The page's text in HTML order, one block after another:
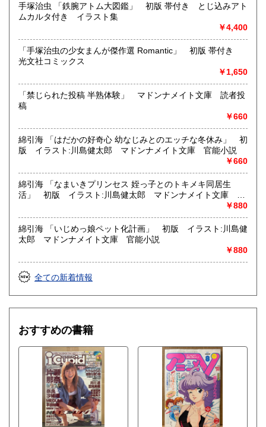
書籍の買取について
メール web@bookdash.net または専用ページでお問い合
わせください。
お電話 03-3219-5991でも受け付けております。
お取引内容は、ご依頼されたあとの返信メールに、さらに詳
しく説明した文章をお付けしております。ご安心ください。
趣味、サブカルチャー、古書一般（その他）
女優・アイドル・グラビア・アダルトや映画・マンガ等
手塚治虫 「鉄腕アトム大図鑑」 初版 帯付き とじ込みアト
ムカルタ付き イラスト集
￥4,400
「手塚治虫の少女まんが傑作選 Romantic」 初版 帯付き
光文社コミックス
￥1,650
「禁じられた投稿 半熟体験」 マドンナメイト文庫 読者投
稿
￥660
綿引海 「はだかの好奇心 幼なじみとのエッチな冬休み」 初
版 イラスト:川島健太郎 マドンナメイト文庫 官能小説
￥660
綿引海 「なまいきプリンセス 姪っ子とのトキメキ同居生
活」 初版 イラスト:川島健太郎 マドンナメイト文庫 官
￥880
綿引海 「いじめっ娘ペット化計画」 初版 イラスト:川島健
太郎 マドンナメイト文庫 官能小説
￥880
全ての新着情報
おすすめの書籍